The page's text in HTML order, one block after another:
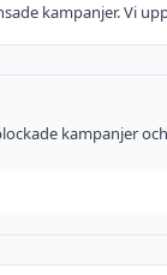
kampanjer. Vi
kampanjer